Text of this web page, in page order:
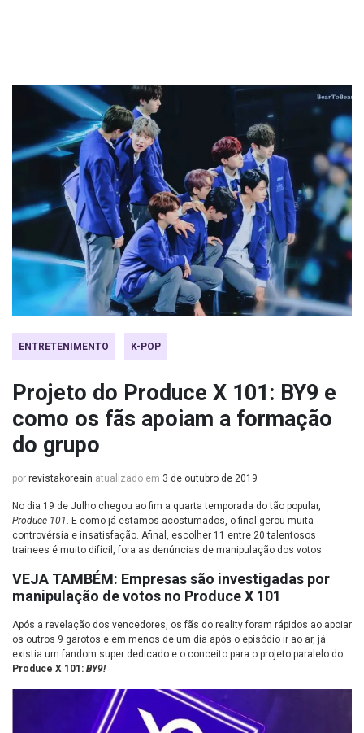
ENTRETENIMENTO K-POP
Projeto do Produce X 101: BY9 e
como os fãs apoiam a formação
do grupo
por revistakoreain atualizado em 3 de outubro de 2019
No dia 19 de Julho chegou ao fim a quarta temporada do tão popular,
Produce 101 . E como já estamos acostumados, o final gerou muita
controvérsia e insatisfação. Afinal, escolher 11 entre 20 talentosos
trainees é muito difícil, fora as denúncias de manipulação dos votos.
VEJA TAMBÉM: Empresas são investigadas por
manipulação de votos no Produce X 101
Após a revelação dos vencedores, os fãs do reality foram rápidos ao apoiar
os outros 9 garotos e em menos de um dia após o episódio ir ao ar, já
existia um fandom super dedicado e o conceito para o projeto paralelo do
Produce X 101: BY9!